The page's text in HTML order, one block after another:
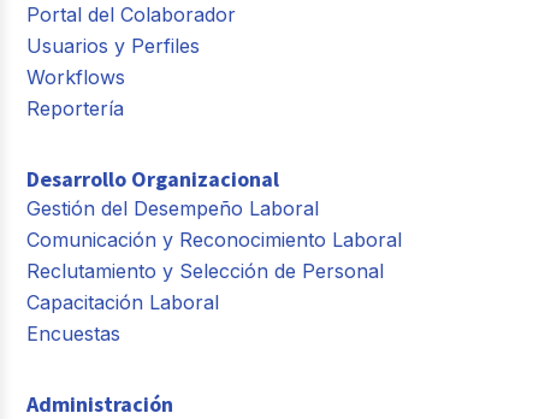
Portal del Colaborador
Usuarios y Perfiles
Workflows
Reportería
Desarrollo Organizacional
Gestión del Desempeño Laboral
Comunicación y Reconocimiento Laboral
Reclutamiento y Selección de Personal
Capacitación Laboral
Encuestas
Administración